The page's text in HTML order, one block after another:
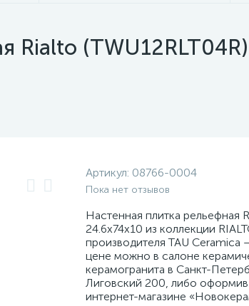
Rialto
Артикул: 08766-0004
Пока нет отзывов
Настенная плитка рельефная
24.6x74x10 из коллекции
производителя TAU Ceramica
цене можно в салоне
керамогранита в Санкт-
Лиговский 200, либо оформив
интернет-магазине